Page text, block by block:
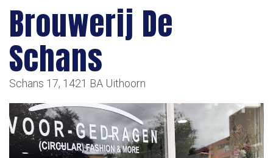
Brouwerij De
Schans
Schans 17, 1421 BA Uithoorn